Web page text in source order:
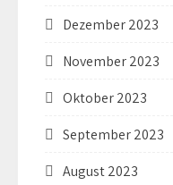
Dezember 2023
November 2023
Oktober 2023
September 2023
August 2023